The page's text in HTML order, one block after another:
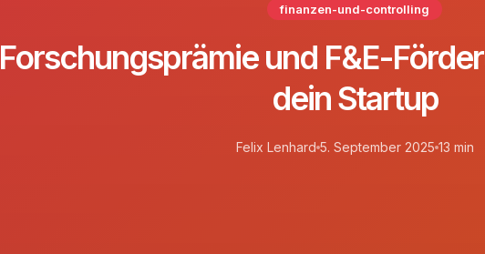
finanzen-und-controlling
Forschungsprämie und F&E-
dein Startup
Felix Lenhard 5. September 2025 13 min